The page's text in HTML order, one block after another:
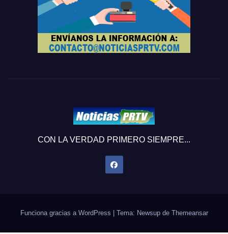
CON LA VERDAD PRIMERO SIEMPRE...
Funciona gracias a WordPress Tema: Newsup de Themeansar